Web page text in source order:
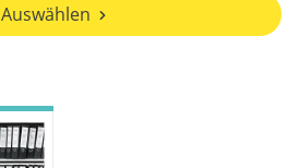
Auswählen